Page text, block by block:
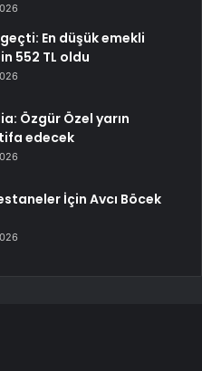
En düşük emekli
552 TL oldu
Özgür Özel yarın
edecek
İçin Avcı Böcek